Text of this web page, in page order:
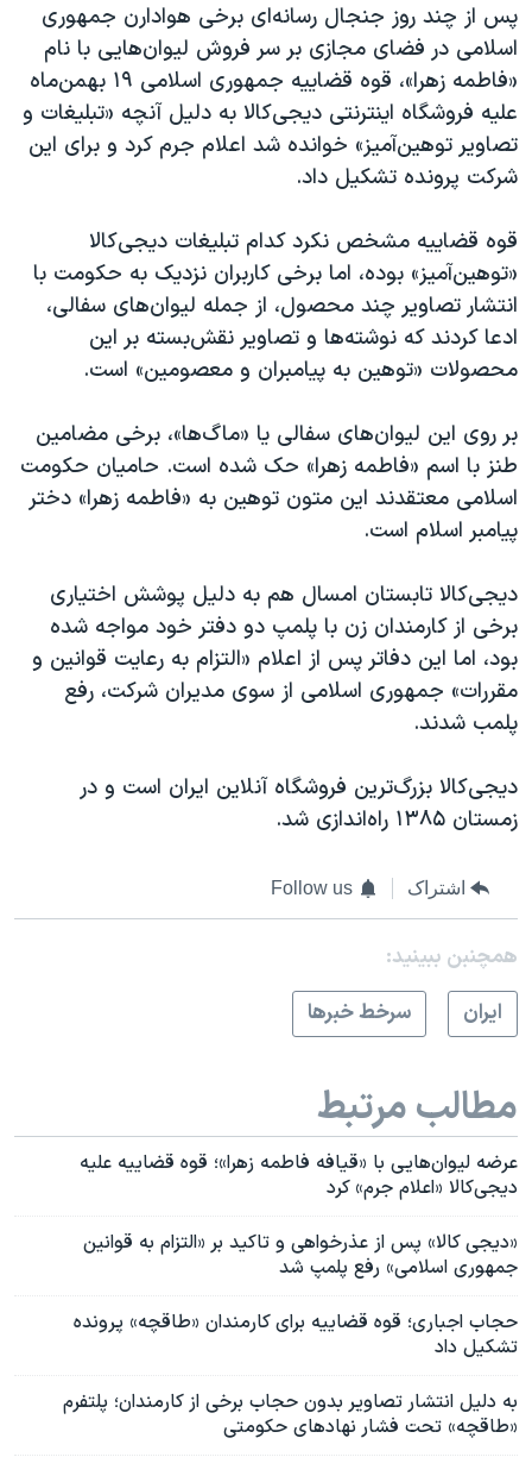
سفر پرزیدنت ترامپ به چین
پس از چند روز جنجال رسانه‌ای برخی هوادارن جمهوری
اسلامی در فضای مجازی بر سر فروش لیوان‌هایی با نام
«فاطمه زهرا»، قوه قضاییه جمهوری اسلامی ۱۹ بهمن‌ماه
علیه فروشگاه اینترنتی دیجی‌کالا به دلیل آنچه «تبلیغات و
تصاویر توهین‌آمیز» خوانده شد اعلام جرم کرد و برای این
شرکت پرونده تشکیل داد.
قوه قضاییه مشخص نکرد کدام تبلیغات دیجی‌کالا
«توهین‌آمیز» بوده، اما برخی کاربران نزدیک به حکومت با
انتشار تصاویر چند محصول، از جمله لیوان‌های سفالی،
ادعا کردند که نوشته‌ها و تصاویر نقش‌بسته بر این
محصولات «توهین به پیامبران و معصومین» است.
بر روی این لیوان‌های سفالی یا «ماگ‌ها»، برخی مضامین
طنز با اسم «فاطمه زهرا» حک شده است. حامیان حکومت
اسلامی معتقدند این متون توهین به «فاطمه زهرا» دختر
پیامبر اسلام است.
دیجی‌کالا تابستان امسال هم ‌‌به دلیل پوشش اختیاری
برخی از کارمندان زن با پلمپ دو دفتر خود مواجه شده
بود، اما این دفاتر پس از اعلام «التزام به رعایت قوانین و
مقررات» جمهوری اسلامی از سوی مدیران شرکت، رفع
پلمب شدند.
دیجی‌کالا بزرگ‌ترین فروشگاه آنلاین ایران است و در
زمستان ۱۳۸۵ راه‌اندازی شد.
اشتراک Follow us
همچنبن ببینید:
ايران
سرخط خبرها
مطالب مرتبط
عرضه لیوان‌هایی با «قیافه فاطمه زهرا»؛ قوه قضاییه علیه
دیجی‌کالا «اعلام جرم» کرد
«دیجی کالا» پس از عذرخواهی و تاکید بر «التزام به قوانین
جمهوری اسلامی» رفع پلمپ شد
حجاب اجباری؛ قوه قضاییه برای کارمندان «طاقچه» پرونده
تشکیل داد
به دلیل انتشار تصاویر بدون حجاب برخی از کارمندان؛ پلتفرم
«طاقچه» تحت فشار نهادهای حکومتی